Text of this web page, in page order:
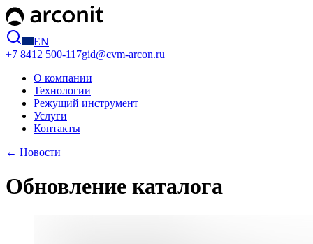
EN
+7 8412 500-117gid@cvm-arcon.ru
О компании
Технологии
Режущий инструмент
Услуги
Контакты
← Новости
Обновление каталога